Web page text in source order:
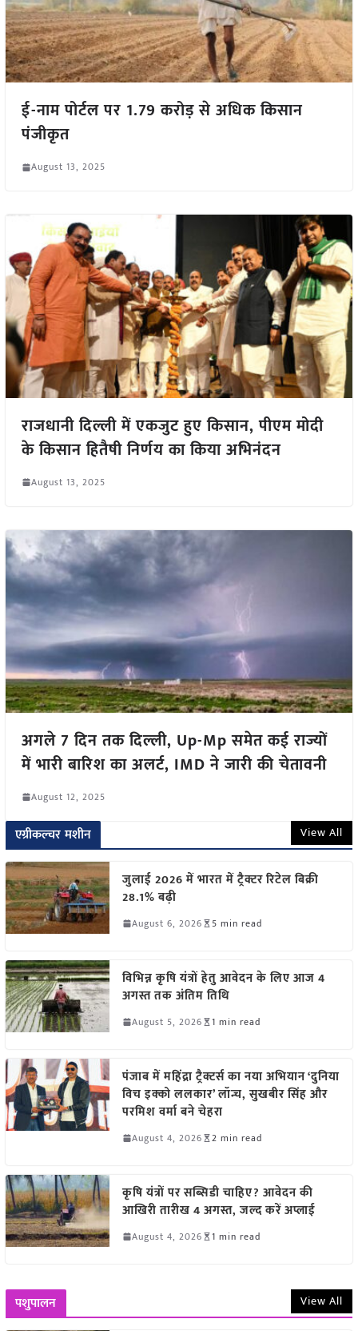
ई-नाम पोर्टल पर 1.79 करोड़ से अधिक किसान
पंजीकृत
August 13, 2025
राजधानी दिल्ली में एकजुट हुए किसान, पीएम मोदी
के किसान हितैषी निर्णय का किया अभिनंदन
August 13, 2025
अगले 7 दिन तक दिल्ली, Up-Mp समेत कई राज्यों
में भारी बारिश का अलर्ट, IMD ने जारी की चेतावनी
August 12, 2025
एग्रीकल्चर मशीन View All
जुलाई 2026 में भारत में ट्रैक्टर रिटेल बिक्री
28.1% बढ़ी
August 6, 2026 5 min read
विभिन्न कृषि यंत्रों हेतु आवेदन के लिए आज 4
अगस्त तक अंतिम तिथि
August 5, 2026 1 min read
पंजाब में महिंद्रा ट्रैक्टर्स का नया अभियान ‘दुनिया
विच इक्को ललकार’ लॉन्च, सुखबीर सिंह और
परमिश वर्मा बने चेहरा
August 4, 2026 2 min read
कृषि यंत्रों पर सब्सिडी चाहिए? आवेदन की
आखिरी तारीख 4 अगस्त, जल्द करें अप्लाई
August 4, 2026 1 min read
पशुपालन View All